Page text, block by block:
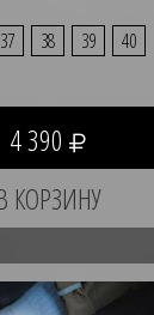
37 38 39 40
4 390